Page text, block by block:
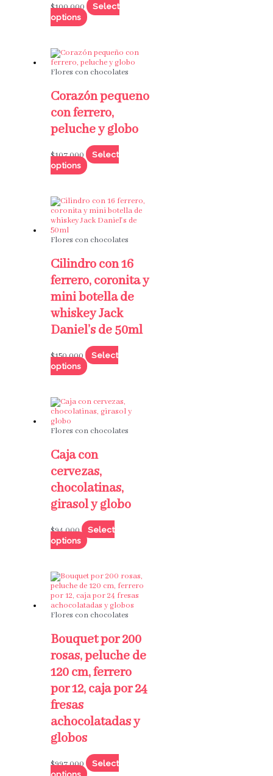
$100,000
Select
options
Flores con chocolates
Corazón pequeño
con ferrero,
peluche y globo
$107,000
Select
options
Flores con chocolates
Cilindro con 16
ferrero, coronita y
mini botella de
whiskey Jack
Daniel’s de 50ml
$150,000
Select
options
Flores con chocolates
Caja con
cervezas,
chocolatinas,
girasol y globo
$94,000
Select
options
Flores con chocolates
Bouquet por 200
rosas, peluche de
120 cm, ferrero
por 12, caja por 24
fresas
achocolatadas y
globos
$997,000
Select
options